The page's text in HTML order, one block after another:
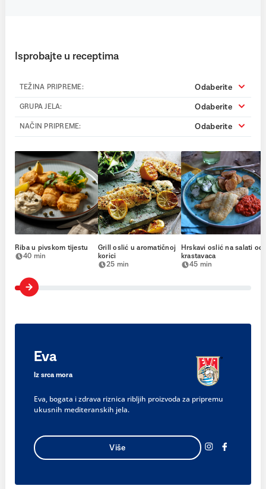
Isprobajte u receptima
TEŽINA PRIPREME: Odaberite
GRUPA JELA: Odaberite
NAČIN PRIPREME: Odaberite
Riba u pivskom tijestu
40 min
Grill oslić u aromatičnoj
korici
25 min
Hrskavi oslić na salati od
krastavaca
45 min
Eva
Iz srca mora
Eva, bogata i zdrava riznica ribljih proizvoda za pripremu
ukusnih mediteranskih jela.
Više